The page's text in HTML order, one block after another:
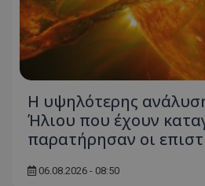
Η υψηλότερης
Ήλιου που έχουν
παρατήρησαν οι
06.08.2026 - 08:50